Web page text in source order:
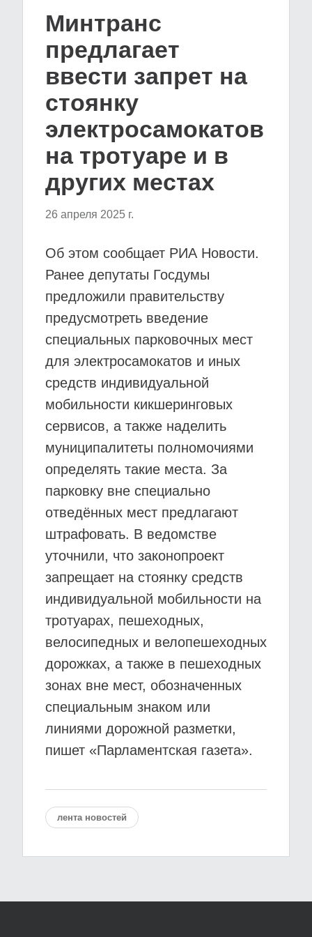
Минтранс
предлагает
ввести запрет на
стоянку
электросамокатов
на тротуаре и в
других местах
26 апреля 2025 г.
Об этом сообщает РИА Новости.
Ранее депутаты Госдумы
предложили правительству
предусмотреть введение
специальных парковочных мест
для электросамокатов и иных
средств индивидуальной
мобильности кикшеринговых
сервисов, а также наделить
муниципалитеты полномочиями
определять такие места. За
парковку вне специально
отведённых мест предлагают
штрафовать. В ведомстве
уточнили, что законопроект
запрещает на стоянку средств
индивидуальной мобильности на
тротуарах, пешеходных,
велосипедных и велопешеходных
дорожках, а также в пешеходных
зонах вне мест, обозначенных
специальным знаком или
линиями дорожной разметки,
пишет «Парламентская газета».
лента новостей